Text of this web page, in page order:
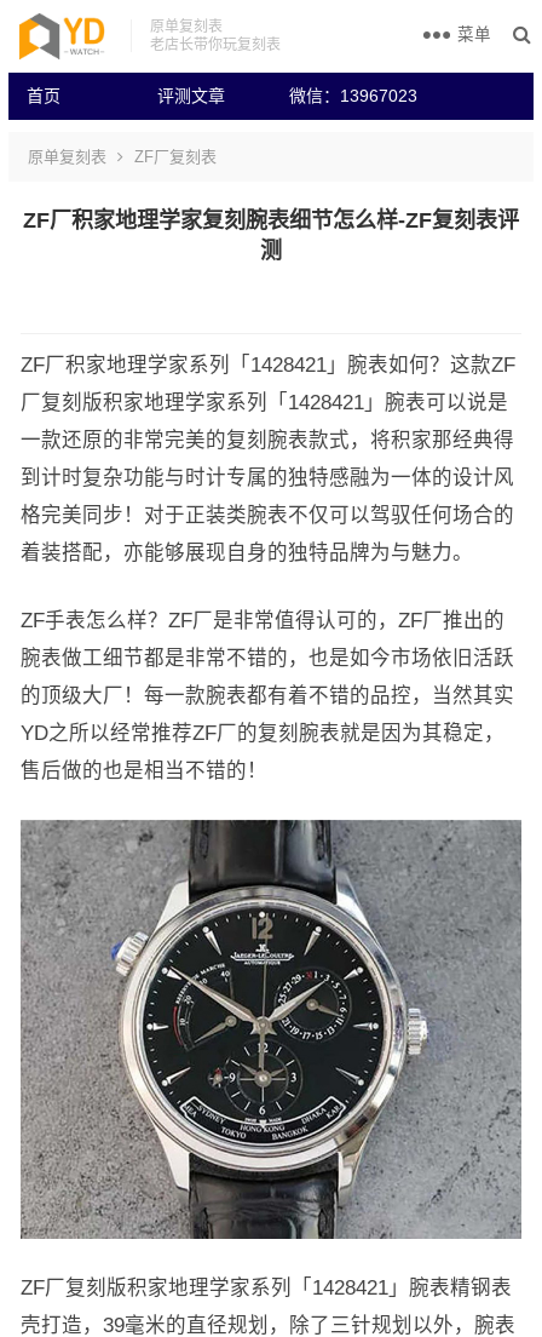
原单复刻表
老店长带你玩复刻表
首页 评测文章 微信：13967023
菜单
原单复刻表 ZF厂复刻表
ZF厂积家地理学家复刻腕表细节怎么样-ZF复刻表评
测
ZF厂积家地理学家系列「1428421」腕表如何？这款ZF
厂复刻版积家地理学家系列「1428421」腕表可以说是
一款还原的非常完美的复刻腕表款式，将积家那经典得
到计时复杂功能与时计专属的独特感融为一体的设计风
格完美同步！对于正装类腕表不仅可以驾驭任何场合的
着装搭配，亦能够展现自身的独特品牌为与魅力。
ZF手表怎么样？ZF厂是非常值得认可的，ZF厂推出的
腕表做工细节都是非常不错的，也是如今市场依旧活跃
的顶级大厂！每一款腕表都有着不错的品控，当然其实
YD之所以经常推荐ZF厂的复刻腕表就是因为其稳定，
售后做的也是相当不错的！
ZF厂复刻版积家地理学家系列「1428421」腕表精钢表
壳打造，39毫米的直径规划，除了三针规划以外，腕表